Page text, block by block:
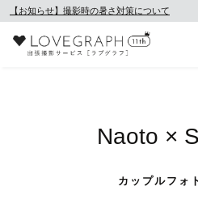
【お知らせ】撮影時の暑さ対策について
Naoto ×
カップルフォ